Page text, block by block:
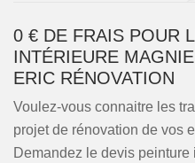
0 € DE FRAIS POUR
INTÉRIEURE
ERIC RÉNOVATION
Voulez-vous connaitre les
projet de rénovation de vos
Demandez le devis peinture